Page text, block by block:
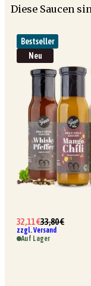
Diese Saucen
Bestseller
Neu
32,11 €33,80 €
zzgl. Versand
Auf Lager